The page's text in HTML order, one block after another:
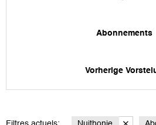
Abonnements
Vorherige